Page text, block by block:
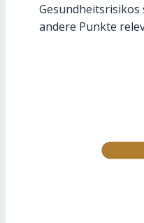
Gesundheitsrisikos
andere Punkte